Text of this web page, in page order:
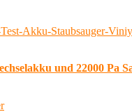
und 22000 Pa